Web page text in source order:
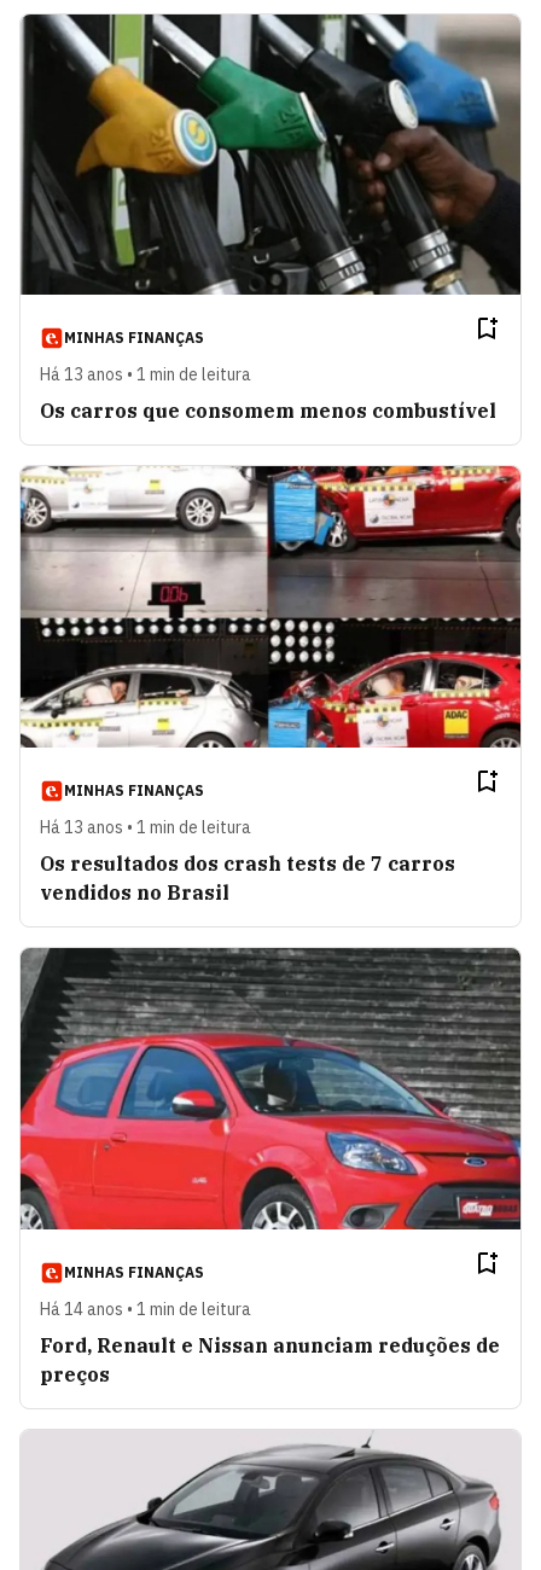
MINHAS FINANÇAS
Há 13 anos • 1 min de leitura
Os carros que consomem menos combustível
MINHAS FINANÇAS
Há 13 anos • 1 min de leitura
Os resultados dos crash tests de 7 carros
vendidos no Brasil
MINHAS FINANÇAS
Há 14 anos • 1 min de leitura
Ford, Renault e Nissan anunciam reduções de
preços